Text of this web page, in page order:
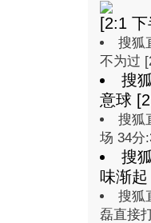
[2:1
搜狐
不为过
搜
意球
搜狐
场 34分
搜
味渐
搜狐
磊直接